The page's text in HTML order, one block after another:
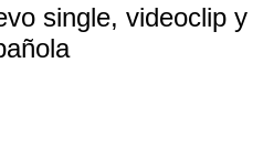
single, videoclip y